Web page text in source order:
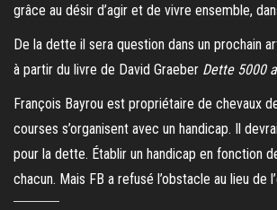
grâce au désir d’agir et de vivre ensemble,
De la dette il sera question dans un prochain
à partir du livre de David Graeber Dette 5000
François Bayrou est propriétaire de chevaux
courses s’organisent avec un handicap. Il
pour la dette. Établir un handicap en fonction
chacun. Mais FB a refusé l’obstacle au lieu de